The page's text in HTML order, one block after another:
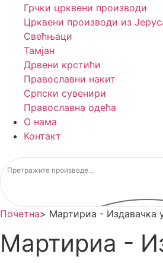
Грчки црквени производи
Црквени производи из
Свећњаци
Тамјан
Дрвени крстићи
Православни накит
Српски сувенири
Православна одећа
О нама
Контакт
Почетна> Мартириа - Издавачка
Мартириа -